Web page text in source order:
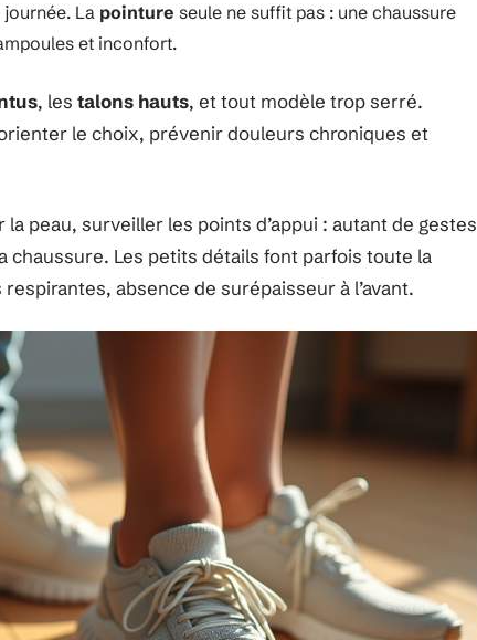
La pointure seule ne suffit pas : une chaussure
et inconfort.
, les talons hauts, et tout modèle trop serré.
le choix, prévenir douleurs chroniques et
peau, surveiller les points d’appui : autant de gestes
chaussure. Les petits détails font parfois toute la
absence de surépaisseur à l’avant.